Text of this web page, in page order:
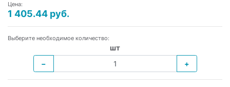
Цена:
1 405.44 руб.
Выберите необходимое количество:
шт
−
+